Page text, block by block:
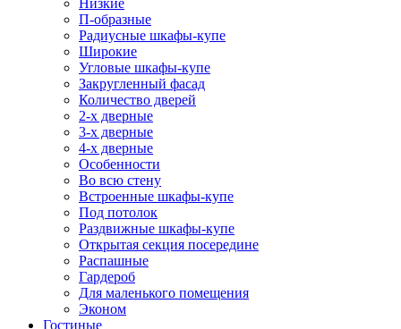
Низкие
П-образные
Радиусные шкафы-купе
Широкие
Угловые шкафы-купе
Закругленный фасад
Количество дверей
2-х дверные
3-х дверные
4-х дверные
Особенности
Во всю стену
Встроенные шкафы-купе
Под потолок
Раздвижные шкафы-купе
Открытая секция посередине
Распашные
Гардероб
Для маленького помещения
Эконом
Гостиные